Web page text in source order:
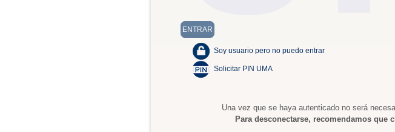
Soy usuario pero no puedo entrar
Solicitar PIN UMA
Una vez que se haya autenticado no será
Para desconectarse, recomendamos que